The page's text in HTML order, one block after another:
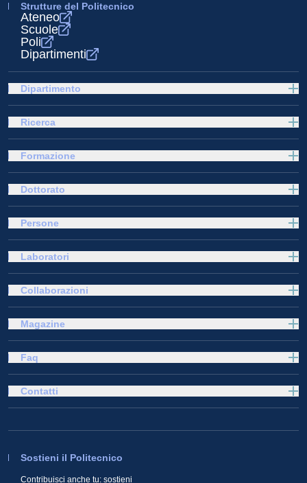
Strutture del Politecnico
Ateneo
Scuole
Poli
Dipartimenti
Dipartimento
Ricerca
Formazione
Dottorato
Persone
Laboratori
Collaborazioni
Magazine
Faq
Sostieni il Politecnico
Contribuisci anche tu: sostieni
Contatti